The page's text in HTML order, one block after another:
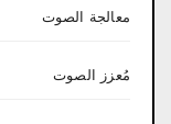
معالجة الصوت
مُعزز الصوت